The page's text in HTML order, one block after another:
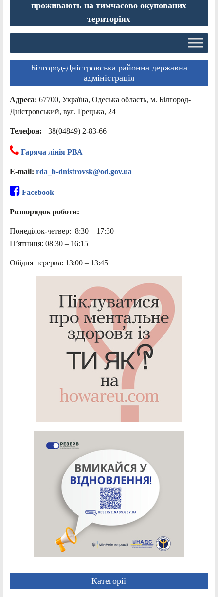
проживають на тимчасово окупованих
територіях
Білгород-Дністровська районна державна
адміністрація
Адреса: 67700, Україна, Одеська область, м. Білгород-
Дністровський, вул. Грецька, 24
Телефон: +38(04849) 2-83-66
Гаряча лінія РВА
E-mail: rda_b-dnistrovsk@od.gov.ua
Facebook
Розпорядок роботи:
Понеділок-четвер: 8:30 – 17:30
П’ятниця: 08:30 – 16:15
Обідня перерва: 13:00 – 13:45
Категорії